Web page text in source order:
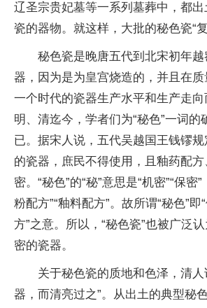
辽圣宗贵妃墓等一系列墓葬中，都
瓷的器物。就这样，大批的秘色瓷“复
秘色瓷是晚唐五代到北宋初年
器，因为是为皇宫烧造的，并且在
一个时代的瓷器生产水平和生产走向
明、清迄今，学者们为“秘色”一词的
已。据宋人说，五代吴越国王钱镠
的瓷器，庶民不得使用，且釉药配
密。“秘色”的“秘”意思是“机密”“保密
粉配方”“釉料配方”。故所谓“秘色”即
方”之意。所以，“秘色瓷”也被广泛
密的瓷器。
关于秘色瓷的质地和色泽，清人
器，而清亮过之”。从出土的典型秘